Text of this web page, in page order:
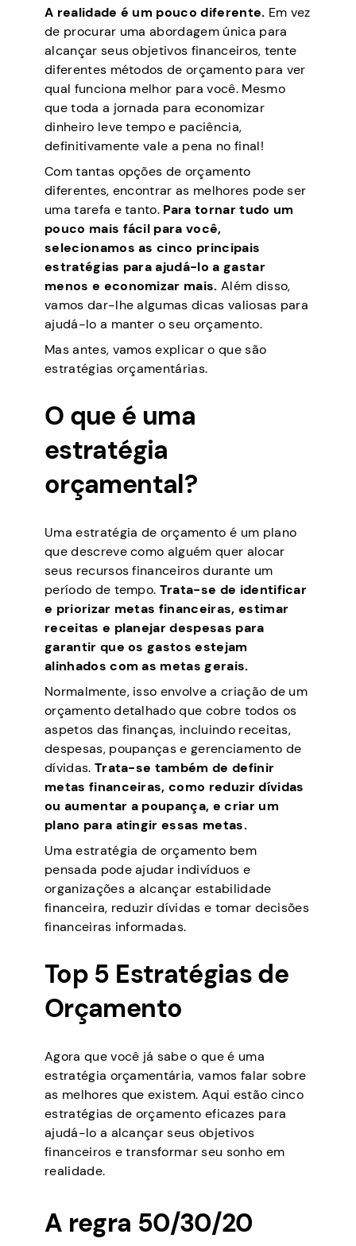
A realidade é um pouco diferente. Em vez
de procurar uma abordagem única para
alcançar seus objetivos financeiros, tente
diferentes métodos de orçamento para ver
qual funciona melhor para você. Mesmo
que toda a jornada para economizar
dinheiro leve tempo e paciência,
definitivamente vale a pena no final!
Com tantas opções de orçamento
diferentes, encontrar as melhores pode ser
uma tarefa e tanto. Para tornar tudo um
pouco mais fácil para você,
selecionamos as cinco principais
estratégias para ajudá-lo a gastar
menos e economizar mais. Além disso,
vamos dar-lhe algumas dicas valiosas para
ajudá-lo a manter o seu orçamento.
Mas antes, vamos explicar o que são
estratégias orçamentárias.
O que é uma
estratégia
orçamental?
Uma estratégia de orçamento é um plano
que descreve como alguém quer alocar
seus recursos financeiros durante um
período de tempo. Trata-se de identificar
e priorizar metas financeiras, estimar
receitas e planejar despesas para
garantir que os gastos estejam
alinhados com as metas gerais.
Normalmente, isso envolve a criação de um
orçamento detalhado que cobre todos os
aspetos das finanças, incluindo receitas,
despesas, poupanças e gerenciamento de
dívidas. Trata-se também de definir
metas financeiras, como reduzir dívidas
ou aumentar a poupança, e criar um
plano para atingir essas metas.
Uma estratégia de orçamento bem
pensada pode ajudar indivíduos e
organizações a alcançar estabilidade
financeira, reduzir dívidas e tomar decisões
financeiras informadas.
Top 5 Estratégias de
Orçamento
Agora que você já sabe o que é uma
estratégia orçamentária, vamos falar sobre
as melhores que existem. Aqui estão cinco
estratégias de orçamento eficazes para
ajudá-lo a alcançar seus objetivos
financeiros e transformar seu sonho em
realidade.
A regra 50/30/20